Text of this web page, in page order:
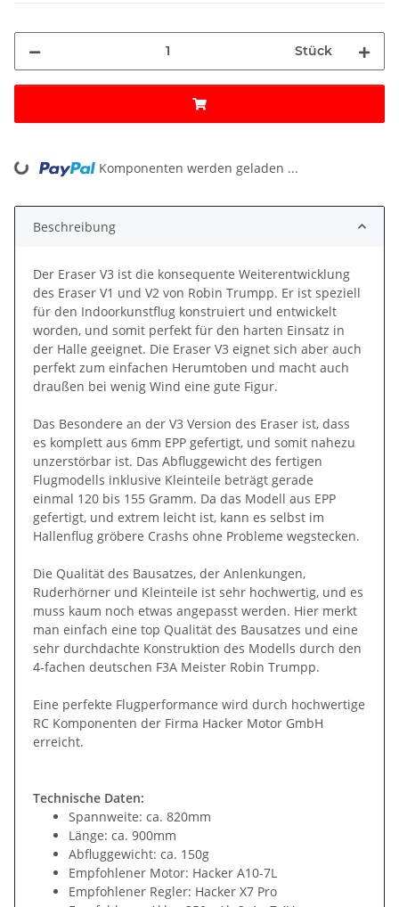
Stück
Komponenten werden geladen ...
Beschreibung
Der Eraser V3 ist die konsequente Weiterentwicklung
des Eraser V1 und V2 von Robin Trumpp. Er ist speziell
für den Indoorkunstflug konstruiert und entwickelt
worden, und somit perfekt für den harten Einsatz in
der Halle geeignet. Die Eraser V3 eignet sich aber auch
perfekt zum einfachen Herumtoben und macht auch
draußen bei wenig Wind eine gute Figur.
Das Besondere an der V3 Version des Eraser ist, dass
es komplett aus 6mm EPP gefertigt, und somit nahezu
unzerstörbar ist. Das Abfluggewicht des fertigen
Flugmodells inklusive Kleinteile beträgt gerade
einmal 120 bis 155 Gramm. Da das Modell aus EPP
gefertigt, und extrem leicht ist, kann es selbst im
Hallenflug gröbere Crashs ohne Probleme wegstecken.
Die Qualität des Bausatzes, der Anlenkungen,
Ruderhörner und Kleinteile ist sehr hochwertig, und es
muss kaum noch etwas angepasst werden. Hier merkt
man einfach eine top Qualität des Bausatzes und eine
sehr durchdachte Konstruktion des Modells durch den
4-fachen deutschen F3A Meister Robin Trumpp.
Eine perfekte Flugperformance wird durch hochwertige
RC Komponenten der Firma Hacker Motor GmbH
erreicht.
Technische Daten:
Spannweite: ca. 820mm
Länge: ca. 900mm
Abfluggewicht: ca. 150g
Empfohlener Motor: Hacker A10-7L
Empfohlener Regler: Hacker X7 Pro